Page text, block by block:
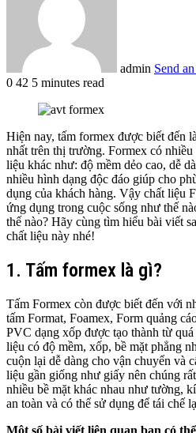
admin Send
0 42 5 minutes read
Hiện nay, tấm formex được biết đến
nhất trên thị trường. Formex có
liệu khác như: độ mềm dẻo cao, dễ
nhiều hình dạng độc đáo giúp cho
dụng của khách hàng. Vậy chất liệu
ứng dụng trong cuộc sống như thế
thế nào? Hãy cùng tìm hiểu bài viết
chất liệu này nhé!
1. Tấm formex là gì?
Tấm Formex còn được biết đến với
tấm Format, Foamex, Form quảng
PVC dạng xốp được tạo thành từ
liệu có độ mềm, xốp, bề mặt phẳng
cuộn lại dễ dàng cho vận chuyển và
liệu gần giống như giấy nên chúng
nhiều bề mặt khác nhau như tường,
an toàn và có thể sử dụng để tái chế
Một số bài viết liên quan bạn có